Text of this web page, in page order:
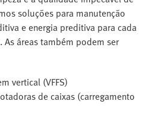
soluções para manutenção
e energia preditiva para cada
As áreas também podem ser
vertical (VFFS)
de caixas (carregamento